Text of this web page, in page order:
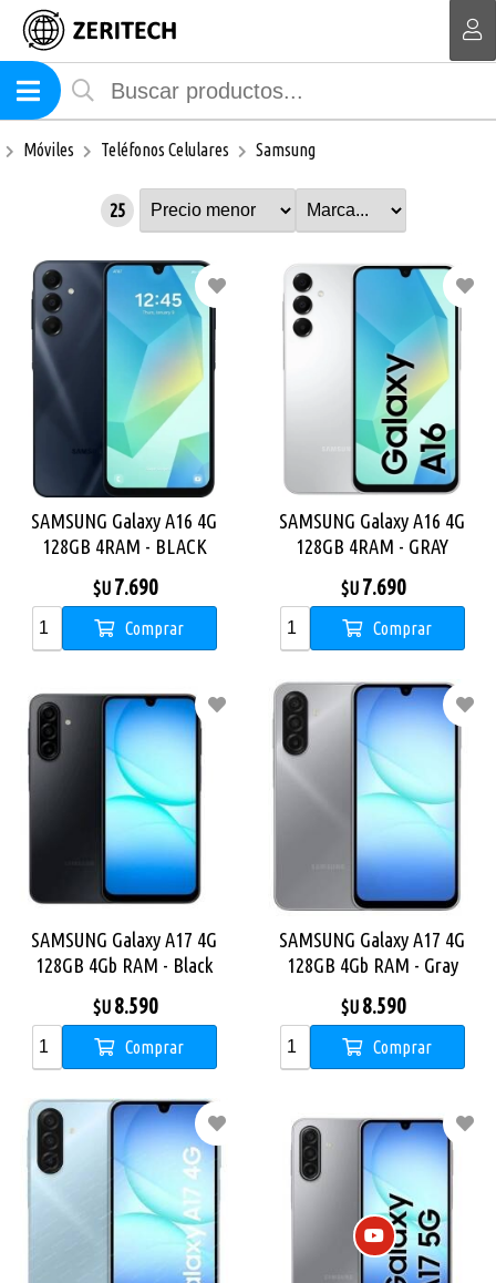
Móviles Teléfonos Celulares Samsung
25
SAMSUNG Galaxy A16 4G
128GB 4RAM - BLACK
$U 7.690
Comprar
SAMSUNG Galaxy A16 4G
128GB 4RAM - GRAY
$U 7.690
Comprar
SAMSUNG Galaxy A17 4G
128GB 4Gb RAM - Black
$U 8.590
Comprar
SAMSUNG Galaxy A17 4G
128GB 4Gb RAM - Gray
$U 8.590
Comprar